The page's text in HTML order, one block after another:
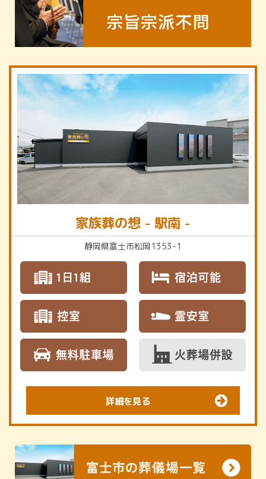
家族葬の想 - 駅南 -
静岡県富士市松岡1353-1
詳細を見る